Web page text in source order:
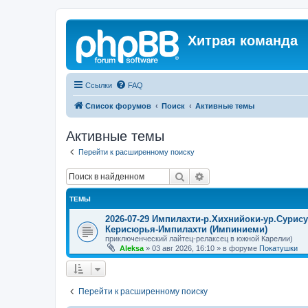
Хитрая команда
Ссылки FAQ
Список форумов Поиск Активные темы
Активные темы
Перейти к расширенному поиску
Поиск
ТЕМЫ
2026-07-29 Импилахти-р.Хихнийоки-
Керисюрья-Импилахти (Импиниеми)
приключенческий лайтец-релаксец в южной Карелии)
Aleksa » 03 авг 2026, 16:10 » в форуме Покатушки
Перейти к расширенному поиску